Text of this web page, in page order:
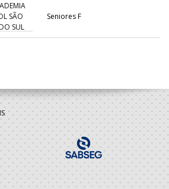
SÃO
SUL
Seniores F
SÃO
SUL
Dirigente Nac.
SÃO
SUL
Seniores F